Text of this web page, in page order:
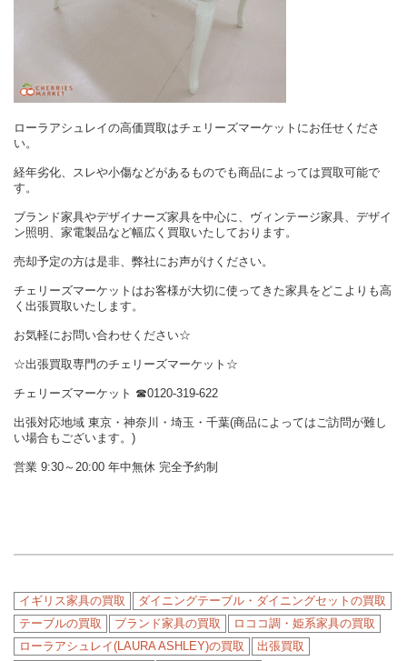
ローラアシュレイの高価買取はチェリーズマーケットにお任せくださ
い。
経年劣化、スレや小傷などがあるものでも商品によっては買取可能で
す。
ブランド家具やデザイナーズ家具を中心に、ヴィンテージ家具、デザイ
ン照明、家電製品など幅広く買取いたしております。
売却予定の方は是非、弊社にお声がけください。
チェリーズマーケットはお客様が大切に使ってきた家具をどこよりも高
く出張買取いたします。
お気軽にお問い合わせください☆
☆出張買取専門のチェリーズマーケット☆
チェリーズマーケット ☎︎0120-319-622
出張対応地域 東京・神奈川・埼玉・千葉(商品によってはご訪問が難し
い場合もございます。)
営業 9:30～20:00 年中無休 完全予約制
イギリス家具の買取
ダイニングテーブル・ダイニングセットの買取
テーブルの買取
ブランド家具の買取
ロココ調・姫系家具の買取
ローラアシュレイ(LAURA ASHLEY)の買取
出張買取